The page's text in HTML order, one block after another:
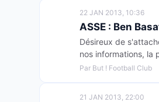
22 JAN 2013, 10:36
ASSE : Ben
Désireux de
nos informations, la
Par But ! Football Club
21 JAN 2013, 22:00